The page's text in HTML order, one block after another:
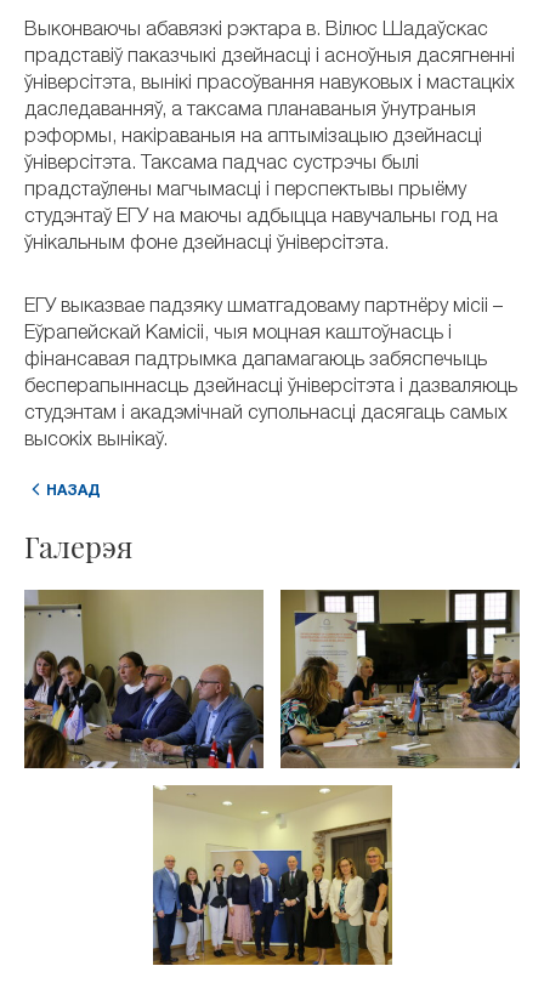
Выконваючы абавязкі рэктара в. Вілюс Шадаўскас
прадставіў паказчыкі дзейнасці і асноўныя дасягненні
ўніверсітэта, вынікі прасоўвання навуковых і мастацкіх
даследаванняў, а таксама планаваныя ўнутраныя
рэформы, накіраваныя на аптымізацыю дзейнасці
ўніверсітэта. Таксама падчас сустрэчы былі
прадстаўлены магчымасці і перспектывы прыёму
студэнтаў ЕГУ на маючы адбыцца навучальны год на
ўнікальным фоне дзейнасці ўніверсітэта.
ЕГУ выказвае падзяку шматгадоваму партнёру місіі –
Еўрапейскай Камісіі, чыя моцная каштоўнасць і
фінансавая падтрымка дапамагаюць забяспечыць
бесперапыннасць дзейнасці ўніверсітэта і дазваляюць
студэнтам і акадэмічнай супольнасці дасягаць самых
высокіх вынікаў.
НАЗАД
Галерэя